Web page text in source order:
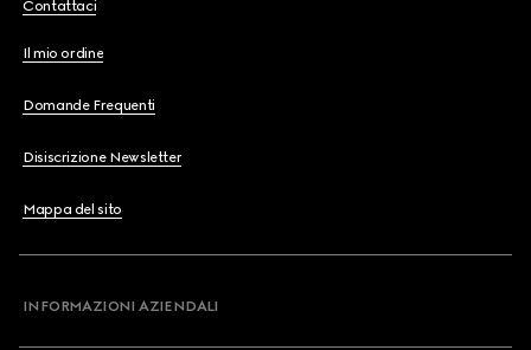
Contattaci
Il mio ordine
Domande Frequenti
Disiscrizione Newsletter
Mappa del sito
INFORMAZIONI AZIENDALI